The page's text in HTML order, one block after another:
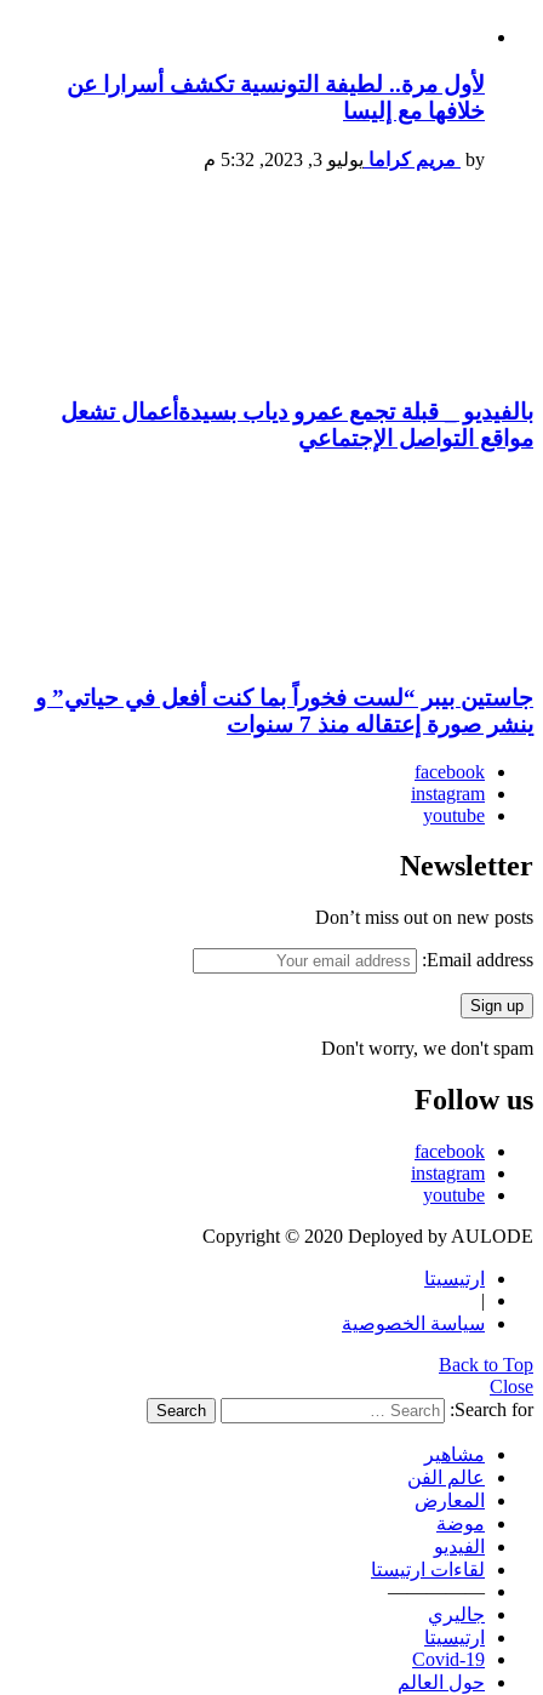
لأول مرة.. لطيفة التونسية تكشف أسرارا عن
خلافها مع إليسا
by مريم كراما يوليو 3, 2023, 5:32 م
بالفيديو _ قبلة تجمع عمرو دياب بسيدةأعمال تشعل
مواقع التواصل الإجتماعي
جاستين بيبر “لست فخوراً بما كنت أفعل في حياتي” و
ينشر صورة إعتقاله منذ 7 سنوات
facebook
instagram
youtube
Newsletter
Don’t miss out on new posts
Email address:
Don't worry, we don't spam
Follow us
facebook
instagram
youtube
Copyright © 2020 Deployed by AULODE
ارتيسيتا
|
سياسة الخصوصية
Back to Top
Close
Search for:
Search
مشاهير
عالم الفن
المعارض
موضة
الفيديو
لقاءات ارتيستا
—————
جاليري
ارتيسيتا
Covid-19
حول العالم